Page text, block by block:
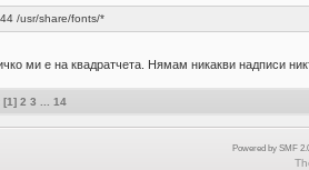
/usr/share/fonts/*
ми е на квадратчета. Нямам никакви надписи
[1] 2 3 14
Powered by SMF